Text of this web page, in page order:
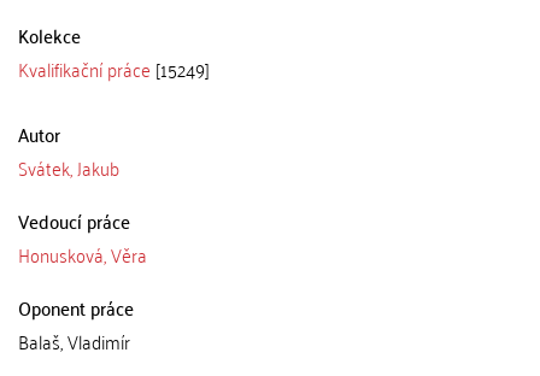
Kolekce
Kvalifikační práce [15249]
Autor
Svátek, Jakub
Vedoucí práce
Honusková, Věra
Oponent práce
Balaš, Vladimír